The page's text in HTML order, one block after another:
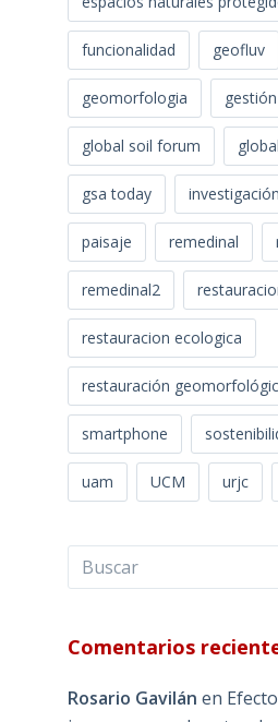
funcionalidad geofluv
geomorfologia
global soil forum
gsa today investigación
paisaje remedinal
remedinal2
restauracion ecologica
restauración
smartphone
uam UCM urjc
Comentarios
Rosario Gavilán en